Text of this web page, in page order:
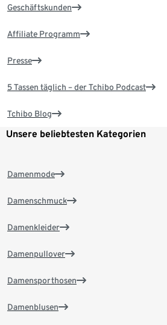
Geschäftskunden
Affiliate Programm
Presse
5 Tassen täglich – der Tchibo Podcast
Tchibo Blog
Unsere beliebtesten Kategorien
Damenmode
Damenschmuck
Damenkleider
Damenpullover
Damensporthosen
Damenblusen